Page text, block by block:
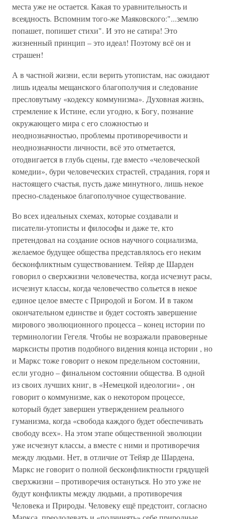
места уже не остается. Какая то уравнительность и
всеядность. Вспомним того-же Маяковского:"...землю
попашет, попишет стихи". И это не сатира! Это
жизненный принцип – это идеал! Поэтому всё он и
страшен!
А в частной жизни, если верить утопистам, нас ожидают
лишь идеалы мещанского благополучия и следование
пресловутыму «кодексу коммунизма». Духовная жизнь,
стремление к Истине, если угодно, к Богу, познание
окружающего мира с его сложностью и
неоднозначностью, проблемы противоречивости и
неоднозначности личности, всё это отметается,
отодвигается в глубь сцены, где вместо «человеческой
комедии», бури человеческих страстей, страдания, горя и
настоящего счастья, пусть даже минутного, лишь некое
пресно-сладенькое благополучное существование.
Во всех идеальных схемах, которые создавали и
писатели-утописты и философы и даже те, кто
претендовал на создание основ научного социализма,
желаемое будущее общества представлялось его неким
бесконфликтным существованием. Тейяр де Шарден
говорил о сверхжизни человечества, когда исчезнут расы,
исчезнут классы, когда человечество сольется в некое
единое целое вместе с Природой и Богом. И в таком
окончательном единстве и будет состоять завершение
мирового эволюционного процесса – конец истории по
терминологии Гегеля. Чтобы не возражали правоверные
марксисты против подобного видения конца истории , но
и Маркс тоже говорит о неком предельном состоянии,
если угодно – финальном состоянии общества. В одной
из своих лучших книг, в «Немецкой идеологии» , он
говорит о коммунизме, как о некотором процессе,
который будет завершен утверждением реального
гуманизма, когда «свобода каждого будет обеспечивать
свободу всех». На этом этапе общественной эволюции
уже исчезнут классы, а вместе с ними и противоречия
между людьми. Нет, в отличие от Тейяр де Шардена,
Маркс не говорит о полной бесконфликтности грядущей
сверхжизни – противоречия остануться. Но это уже не
будут конфликты между людьми, а противоречия
Человека и Природы. Человеку ещё предстоит, согласно